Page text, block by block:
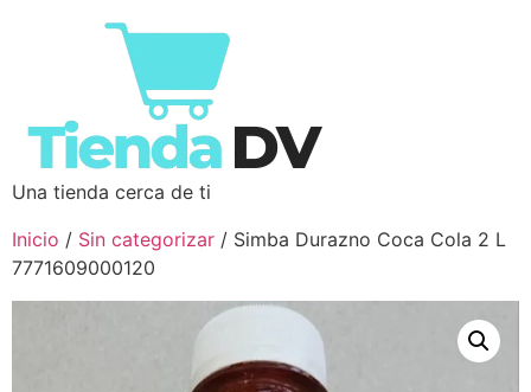
Una tienda cerca de ti
Inicio / Sin categorizar / Simba Durazno Coca Cola 2 L
7771609000120